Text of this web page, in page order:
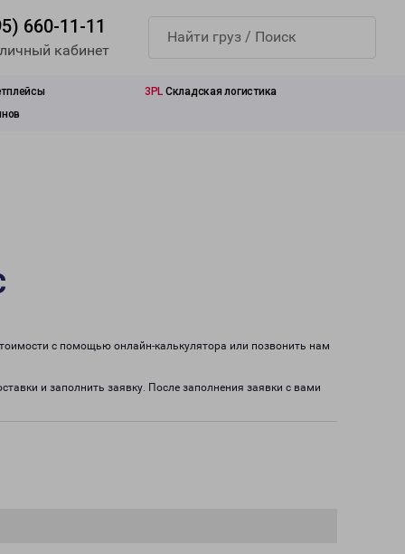
660-11-11
кабинет
3PL Складская логистика
с помощью онлайн-калькулятора или позвонить нам
и заполнить заявку. После заполнения заявки с вами